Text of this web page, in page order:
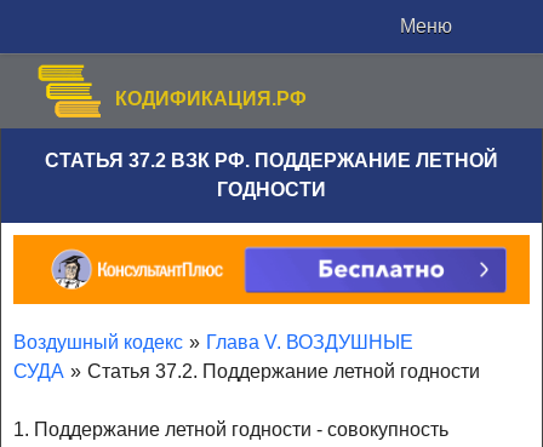
Меню
КОДИФИКАЦИЯ.РФ
СТАТЬЯ 37.2 ВЗК РФ. ПОДДЕРЖАНИЕ ЛЕТНОЙ
ГОДНОСТИ
Воздушный кодекс » Глава V. ВОЗДУШНЫЕ
СУДА » Статья 37.2. Поддержание летной годности
1. Поддержание летной годности - совокупность